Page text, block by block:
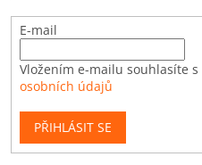
E-mail
Vložením e-mailu souhlasíte s
osobních údajů
PŘIHLÁSIT SE